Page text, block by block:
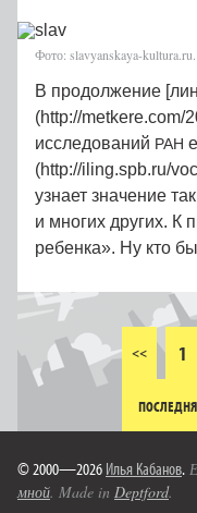
Фото: slavyanskaya-kultura.ru.
В продолжение
(http://metkere.com/
исследований РАН
(http://iling.spb.ru/
узнает значение
и многих других. К
ребенка». Ну кто
<< 1
© 2000—2026 Илья Кабанов.
мной. Made in Deptford.